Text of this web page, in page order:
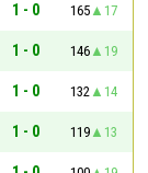
1 - 0 165
17
1 - 0 146
19
1 - 0 132
14
1 - 0 119
13